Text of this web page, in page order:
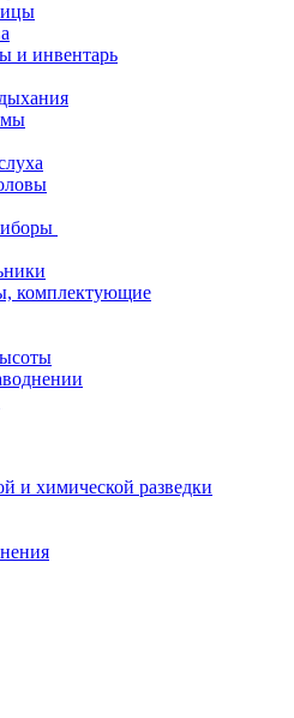
и инвентарь
комплектующие
и химической разведки